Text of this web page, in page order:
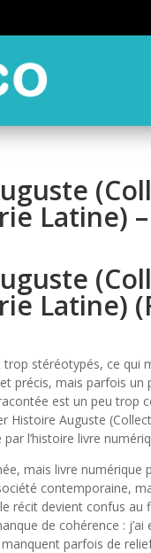
Latine)
Latine)
stéréotypés, ce qui
précis, mais parfois
est un peu trop
Histoire Auguste
l’histoire livre
mais livre
contemporaine,
récit devient confus au
de cohérence :
parfois de